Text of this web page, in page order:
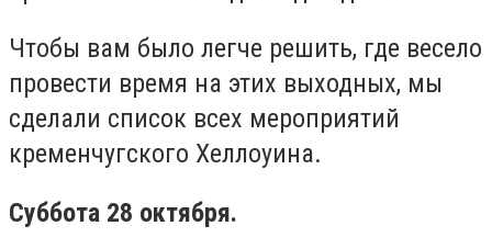
Чтобы вам было легче решить, где весело
провести время на этих выходных, мы
сделали список всех мероприятий
кременчугского Хеллоуина.
Суббота 28 октября.